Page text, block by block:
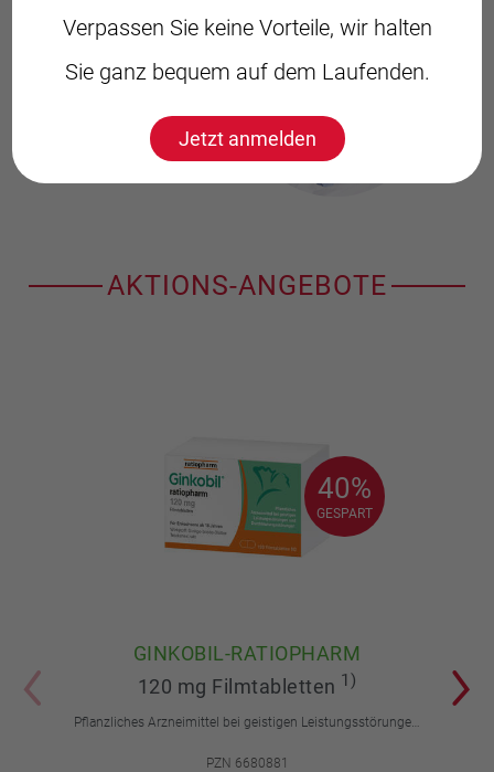
AKTIONS-ANGEBOTE
40%
GESPART
40%
GESPART
GINKOBIL-RATIOPHARM
120 mg Filmtabletten 1)
Pflanzliches Arzneimittel bei geistigen Leistungsstörungen und Durchblutungsstörungen.
PZN 6680881
Verpassen Sie keine Vorteile, wir halten
Sie ganz bequem auf dem Laufenden.
Jetzt anmelden